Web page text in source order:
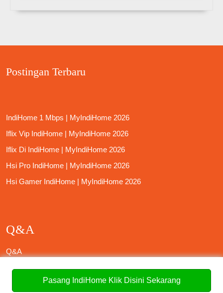
Postingan Terbaru
IndiHome 1 Mbps | MyIndiHome 2026
Iflix Vip IndiHome | MyIndiHome 2026
Iflix Di IndiHome | MyIndiHome 2026
Hsi Pro IndiHome | MyIndiHome 2026
Hsi Gamer IndiHome | MyIndiHome 2026
Q&A
Q&A
Q&A
Pasang IndiHome Klik Disini Sekarang